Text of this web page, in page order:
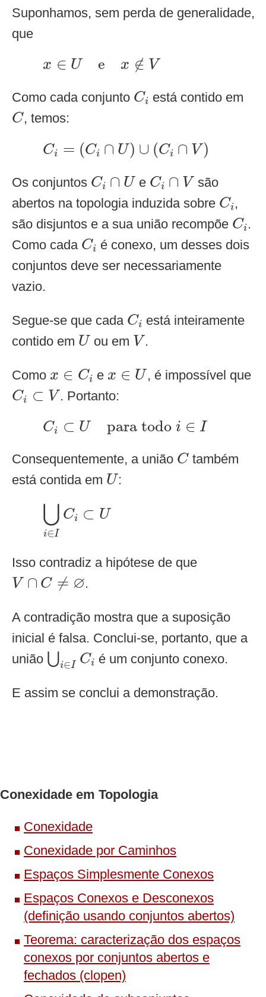
Suponhamos, sem perda de generalidade,
que
x ∈ U e x ∉ V
x∈ ∉V
Como cada conjunto Ci
Ci está contido em
C
C, temos:
Ci = (Ci ∩ U) ∪ (Ci ∩ V)
=(C ∩ U)∪ ( Ci∩ V)
Os conjuntos Ci ∩ U
Ci ∩U e Ci ∩ V
Ci ∩V são
abertos na topologia induzida sobre Ci
Ci ,
são disjuntos e a sua união recompõe Ci
Ci .
Como cada Ci
Ci é conexo, um desses dois
conjuntos deve ser necessariamente
vazio.
Segue-se que cada Ci
Ci está inteiramente
contido em U
U ou em V
V.
Como x ∈ Ci
x∈Ci e x ∈ U
x∈U , é impossível que
Ci ⊂ V
Ci ⊂V . Portanto:
Ci ⊂ U para todo i ∈ I
Ci ⊂U para todoi ∈ I
Consequentemente, a união C
C também
está contida em U
U:
⋃
i∈I
Ci ⊂ U
⋃ i∈I ⊂U
Isso contradiz a hipótese de que
V ∩ C ≠ ∅
V∩C≠ ∅ .
A contradição mostra que a suposição
inicial é falsa. Conclui-se, portanto, que a
união ⋃i∈I Ci
⋃ C é um conjunto conexo.
E assim se conclui a demonstração.
Conexidade em Topologia
Conexidade
Conexidade por Caminhos
Espaços Simplesmente Conexos
Espaços Conexos e Desconexos
(definição usando conjuntos abertos)
Teorema: caracterização dos espaços
conexos por conjuntos abertos e
fechados (clopen)